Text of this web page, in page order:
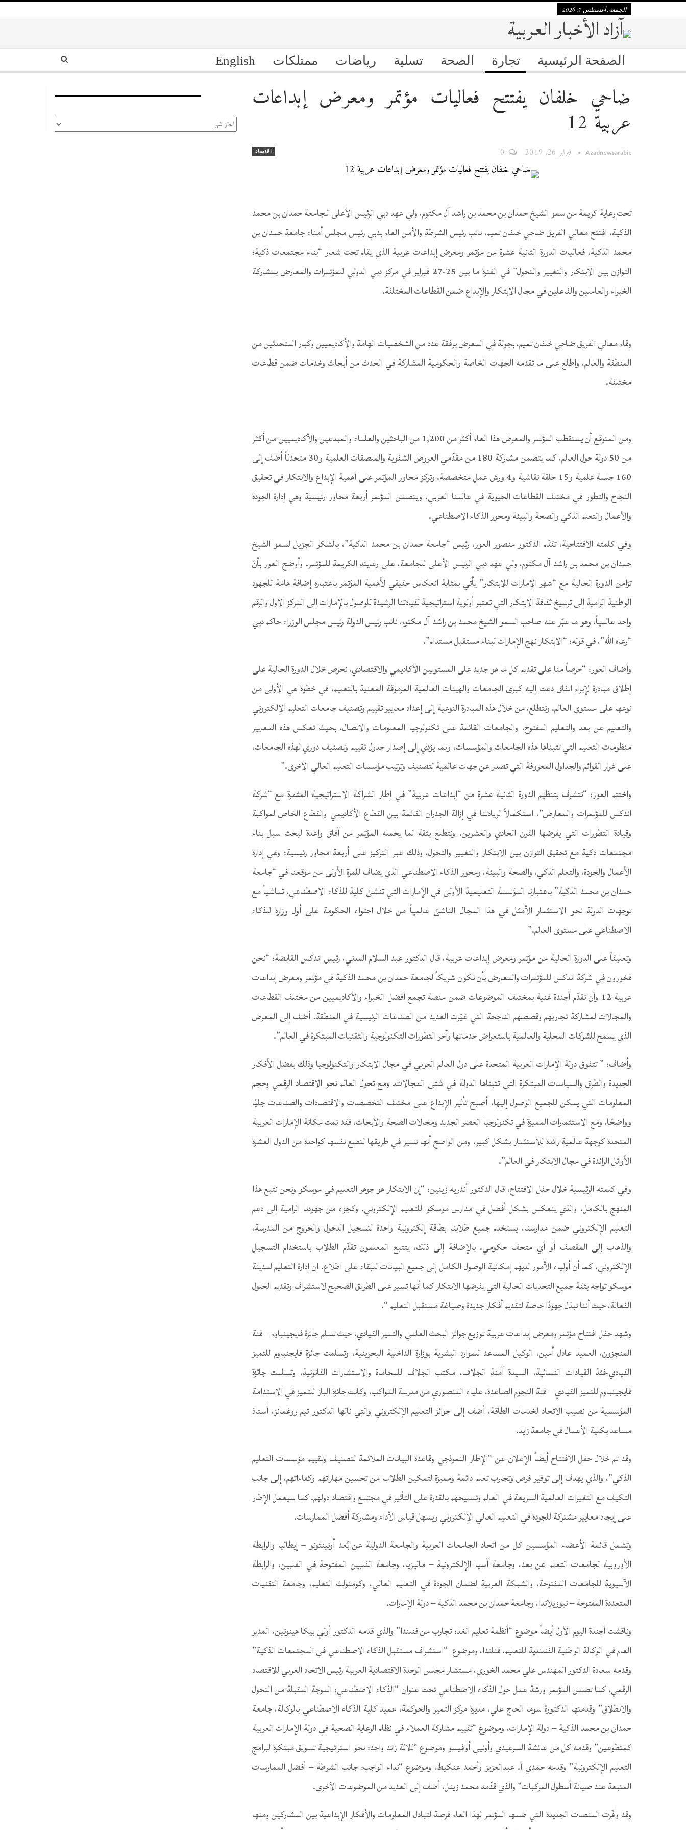
الجمعة, أغسطس 7, 2026
الصفحة الرئيسية تجارة الصحة تسلية رياضات ممتلكات English
ضاحي خلفان يفتتح فعاليات مؤتمر ومعرض إبداعات
عربية 12
اقتصاد Azadnewsarabic فبراير 26, 2019
تحت رعاية كريمة من سمو الشيخ حمدان بن محمد بن راشد آل مكتوم، ولي عهد دبي الرئيس الأعلى لـجامعة حمدان بن محمد
الذكية، افتتح معالي الفريق ضاحي خلفان تميم، نائب رئيس الشرطة والأمن العام بدبي رئيس مجلس أمناء جامعة حمدان بن
محمد الذكية، فعاليات الدورة الثانية عشرة من مؤتمر ومعرض إبداعات عربية الذي يقام تحت شعار “بناء مجتمعات ذكية:
التوازن بين الابتكار والتغيير والتحول” في الفترة ما بين 25-27 فبراير في مركز دبي الدولي للمؤتمرات والمعارض بمشاركة
الخبراء والعاملين والفاعلين في مجال الابتكار والإبداع ضمن القطاعات المختلفة.
وقام معالي الفريق ضاحي خلفان تميم، بجولة في المعرض برفقة عدد من الشخصيات الهامة والأكاديميين وكبار المتحدثين من
المنطقة والعالم، واطلع على ما تقدمه الجهات الخاصة والحكومية المشاركة في الحدث من أبحاث وخدمات ضمن قطاعات
مختلفة.
ومن المتوقع أن يستقطب المؤتمر والمعرض هذا العام أكثر من 1,200 من الباحثين والعلماء والمبدعين والأكاديميين من أكثر
من 50 دولة حول العالم، كما يتضمن مشاركة 180 من مقدّمي العروض الشفوية والملصقات العلمية و30 متحدثاً أضف إلى
160 جلسة علمية و15 حلقة نقاشية و4 ورش عمل متخصصة. وتركز محاور المؤتمر على أهمية الإبداع والابتكار في تحقيق
النجاح والتطور في مختلف القطاعات الحيوية في عالمنا العربي. ويتضمن المؤتمر أربعة محاور رئيسية وهي إدارة الجودة
والأعمال والتعلم الذكي والصحة والبيئة ومحور الذكاء الاصطناعي.
وفي كلمته الافتتاحية، تقدّم الدكتور منصور العور، رئيس “جامعة حمدان بن محمد الذكية”، بالشكر الجزيل لسمو الشيخ
حمدان بن محمد بن راشد آل مكتوم، ولي عهد دبي الرئيس الأعلى للجامعة، على رعايته الكريمة للمؤتمر. وأوضح العور بأنّ
تزامن الدورة الحالية مع “شهر الإمارات للابتكار” يأتي بمثابة انعكاس حقيقي لأهمية المؤتمر باعتباره إضافة هامة للجهود
الوطنية الرامية إلى ترسيخ ثقافة الابتكار التي تعتبر أولوية استراتيجية لقيادتنا الرشيدة للوصول بالإمارات إلى المركز الأول والرقم
واحد عالمياً، وهو ما عبّر عنه صاحب السمو الشيخ محمد بن راشد آل مكتوم، نائب رئيس الدولة رئيس مجلس الوزراء حاكم دبي
“رعاه الله”، في قوله: “الابتكار نهج الإمارات لبناء مستقبل مستدام”.
وأضاف العور: “حرصاً منا على تقديم كل ما هو جديد على المستويين الأكاديمي والاقتصادي، نحرص خلال الدورة الحالية على
إطلاق مبادرة لإبرام اتفاق دعت إليه كبرى الجامعات والهيئات العالمية المرموقة المعنية بالتعليم، في خطوة هي الأولى من
نوعها على مستوى العالم. ونتطلع، من خلال هذه المبادرة النوعية إلى إعداد معايير تقييم وتصنيف جامعات التعليم الإلكتروني
والتعليم عن بعد والتعليم المفتوح، والجامعات القائمة على تكنولوجيا المعلومات والاتصال، بحيث تعكس هذه المعايير
منظومات التعليم التي تتبناها هذه الجامعات والمؤسسات، وبما يؤدي إلى إصدار جدول تقييم وتصنيف دوري لهذه الجامعات،
على غرار القوائم والجداول المعروفة التي تصدر عن جهات عالمية لتصنيف وترتيب مؤسسات التعليم العالي الأخرى.”
واختتم العور: “نتشرف بتنظيم الدورة الثانية عشرة من “إبداعات عربية” في إطار الشراكة الاستراتيجية المثمرة مع “شركة
اندكس للمؤتمرات والمعارض”، استكمالاً لريادتنا في إزالة الجدران القائمة بين القطاع الأكاديمي والقطاع الخاص لمواكبة
وقيادة التطورات التي يفرضها القرن الحادي والعشرين. ونتطلع بثقة لما يحمله المؤتمر من آفاق واعدة لبحث سبل بناء
مجتمعات ذكية مع تحقيق التوازن بين الابتكار والتغيير والتحول، وذلك عبر التركيز على أربعة محاور رئيسية؛ وهي إدارة
الأعمال والجودة، والتعلم الذكي، والصحة والبيئة، ومحور الذكاء الاصطناعي الذي يضاف للمرة الأولى من موقعنا في “جامعة
حمدان بن محمد الذكية” باعتبارنا المؤسسة التعليمية الأولى في الإمارات التي تنشئ كلية للذكاء الاصطناعي، تماشياً مع
توجهات الدولة نحو الاستثمار الأمثل في هذا المجال الناشئ عالمياً من خلال احتواء الحكومة على أول وزارة للذكاء
الاصطناعي على مستوى العالم.”
وتعليقاً على الدورة الحالية من مؤتمر ومعرض إبداعات عربية، قال الدكتور عبد السلام المدني، رئيس اندكس القابضة: “نحن
فخورون في شركة اندكس للمؤتمرات والمعارض بأن نكون شريكاً لجامعة حمدان بن محمد الذكية في مؤتمر ومعرض إبداعات
عربية 12 وأن نقدّم أجندة غنية بمختلف الموضوعات ضمن منصة تجمع أفضل الخبراء والأكاديميين من مختلف القطاعات
والمجالات لمشاركة تجاربهم وقصصهم الناجحة التي غيّرت العديد من الصناعات الرئيسية في المنطقة. أضف إلى المعرض
الذي يسمح للشركات المحلية والعالمية باستعراض خدماتها وآخر التطورات التكنولوجية والتقنيات المبتكرة في العالم”.
وأضاف: ” تتفوق دولة الإمارات العربية المتحدة على دول العالم العربي في مجال الابتكار والتكنولوجيا وذلك بفضل الأفكار
الجديدة والطرق والسياسات المبتكرة التي تتبناها الدولة في شتى المجالات. ومع تحول العالم نحو الاقتصاد الرقمي وحجم
المعلومات التي يمكن للجميع الوصول إليها، أصبح تأثير الإبداع على مختلف التخصصات والاقتصادات والصناعات جليًا
وواضحًا. ومع الاستثمارات المميزة في تكنولوجيا العصر الجديد ومجالات الصحة والأبحاث، فقد نمت مكانة الإمارات العربية
المتحدة كوجهة عالمية رائدة للاستثمار بشكل كبير، ومن الواضح أنها تسير في طريقها لتضع نفسها كواحدة من الدول العشرة
الأوائل الرائدة في مجال الابتكار في العالم”.
وفي كلمته الرئيسية خلال حفل الافتتاح، قال الدكتور أندريه زينين: “إن الابتكار هو جوهر التعليم في موسكو ونحن نتبع هذا
المنهج بالكامل، والذي ينعكس بشكل أفضل في مدارس موسكو للتعليم الإلكتروني. وكجزء من جهودنا الرامية إلى دعم
التعليم الإلكتروني ضمن مدارسنا، يستخدم جميع طلابنا بطاقة إلكترونية واحدة لتسجيل الدخول والخروج من المدرسة،
والذهاب إلى المقصف أو أي متحف حكومي. بالإضافة إلى ذلك، يتتبع المعلمون تقدّم الطلاب باستخدام التسجيل
الإلكتروني، كما أن أولياء الأمور لديهم إمكانية الوصول الكامل إلى جميع البيانات للبقاء على اطلاع. إن إدارة التعليم لمدينة
موسكو تواجه بثقة جميع التحديات الحالية التي يفرضها الابتكار كما أنها تسير على الطريق الصحيح لاستشراف وتقديم الحلول
الفعالة، حيث أننا نبذل جهودًا خاصة لتقديم أفكار جديدة وصياغة مستقبل التعليم “.
وشهد حفل افتتاح مؤتمر ومعرض إبداعات عربية توزيع جوائز البحث العلمي والتميز القيادي، حيث تسلم جائزة فايجينباوم – فئة
المنجزون، العميد عادل أمين، الوكيل المساعد للموارد البشرية بوزارة الداخلية البحرينية، وتسلمت جائزة فايجنباوم للتميز
القيادي-فئة القيادات النسائية، السيدة آمنة الجلاف، مكتب الجلاف للمحاماة والاستشارات القانونية، وتسلمت جائزة
فايجينباوم للتميز القيادي – فئة النجوم الصاعدة، علياء المنصوري من مدرسة المواكب، وكانت جائزة الباز للتميز في الاستدامة
المؤسسية من نصيب الاتحاد لخدمات الطاقة، أضف إلى جوائز التعليم الإلكتروني والتي نالها الدكتور تيم روغمانز، أستاذ
مساعد بكلية الأعمال في جامعة زايد.
وقد تم خلال حفل الافتتاح أيضاً الإعلان عن “الإطار النموذجي وقاعدة البيانات الملائمة لتصنيف وتقييم مؤسسات التعليم
الذكي”، والذي يهدف إلى توفير فرص وتجارب تعلم دائمة ومميزة لتمكين الطلاب من تحسين مهاراتهم وكفاءاتهم، إلى جانب
التكيف مع التغيرات العالمية السريعة في العالم وتسليحهم بالقدرة على التأثير في مجتمع واقتصاد دولهم. كما سيعمل الإطار
على إيجاد معايير مشتركة للجودة في التعليم العالي الإلكتروني ويسهل قياس الأداء ومشاركة أفضل الممارسات.
وتشمل قائمة الأعضاء المؤسسين كل من اتحاد الجامعات العربية والجامعة الدولية عن بُعد أونينتونو – إيطاليا والرابطة
الأوروبية لجامعات التعلم عن بعد، وجامعة آسيا الإلكترونية – ماليزيا، وجامعة الفلبين المفتوحة في الفلبين، والرابطة
الآسيوية للجامعات المفتوحة، والشبكة العربية لضمان الجودة في التعليم العالي، وكومنولث التعليم، وجامعة التقنيات
المتعددة المفتوحة – نيوزيلاندا، وجامعة حمدان بن محمد الذكية – دولة الإمارات.
وناقشت أجندة اليوم الأول أيضاً موضوع “أنظمة تعليم الغد: تجارب من فنلندا” والذي قدمه الدكتور أولي بيكا هينونين، المدير
العام في الوكالة الوطنية الفنلندية للتعليم، فنلندا، وموضوع “استشراف مستقبل الذكاء الاصطناعي في المجتمعات الذكية”
وقدمه سعادة الدكتور المهندس علي محمد الخوري، مستشار مجلس الوحدة الاقتصادية العربية رئيس الاتحاد العربي للاقتصاد
الرقمي، كما تضمن المؤتمر ورشة عمل حول الذكاء الاصطناعي تحت عنوان “الذكاء الاصطناعي: الموجة المقبلة من التحول
والانطلاق” وقدمتها الدكتورة سوما الحاج علي، مديرة مركز التميز والحوكمة، عميد كلية الذكاء الاصطناعي بالوكالة، جامعة
حمدان بن محمد الذكية – دولة الإمارات، وموضوع “تقييم مشاركة العملاء في نظام الرعاية الصحية في دولة الإمارات العربية
كمتطوعين” وقدمه كل من عائشة السرعيدي وأونيي أوفيسو وموضوع “ثلاثة زائد واحد: نحو استراتيجية تسويق مبتكرة لبرامج
التعليم الإلكترونية” وقدمه حمدي أ. عبدالعزيز وأحمد عنكيط، وموضوع “نداء الواجب: جانب الشرطة – أفضل الممارسات
المتبعة عند صيانة أسطول المركبات” والذي قدّمه محمد زينل، أضف إلى العديد من الموضوعات الأخرى.
وقد وفّرت المنصات الجديدة التي ضمها المؤتمر لهذا العام فرصة لتبادل المعلومات والأفكار الإبداعية بين المشاركين ومنها
الأرشيف